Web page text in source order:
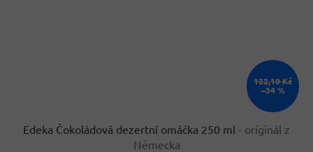
122,10 Kč
–34 %
Edeka Čokoládová dezertní omáčka 250 ml - originál z
Německa